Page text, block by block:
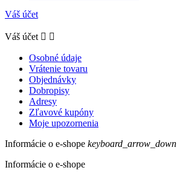
Váš účet
Váš účet  
Osobné údaje
Vrátenie tovaru
Objednávky
Dobropisy
Adresy
Zľavové kupóny
Moje upozornenia
Informácie o e-shope keyboard_arrow_down
Informácie o e-shope